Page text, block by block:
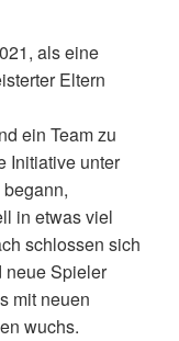
als eine
Eltern
ein Team zu
Initiative unter
in etwas viel
schlossen sich
neue Spieler
mit neuen
wuchs.